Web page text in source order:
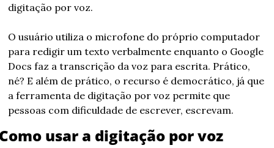
digitação por voz.
O usuário utiliza o microfone do próprio computador
para redigir um texto verbalmente enquanto o Google
Docs faz a transcrição da voz para escrita. Prático,
né? E além de prático, o recurso é democrático, já que
a ferramenta de digitação por voz permite que
pessoas com dificuldade de escrever, escrevam.
usar a digitação por voz